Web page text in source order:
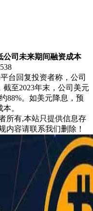
公司未来期间融资成本
台回复投资者称，公司
至2023年末，公司美元
88%。如美元降息，预
。
所有,本站只提供信息存
内容请联系我们删除！